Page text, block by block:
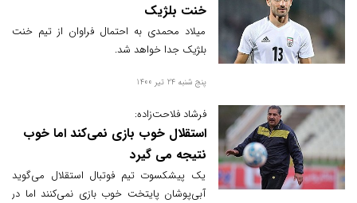
خنت بلژیک
میلاد محمدی به احتمال فراوان از تیم خنت
بلژیک جدا خواهد شد.
پنج شنبه 24 تیر 1400
فرشاد فلاحت‌زاده:
استقلال خوب بازی نمی‌کند اما خوب
نتیجه می‌ گیرد
یک پیشکسوت تیم فوتبال استقلال می‌گوید
آبی‌پوشان پایتخت خوب بازی نمی‌کنند اما در